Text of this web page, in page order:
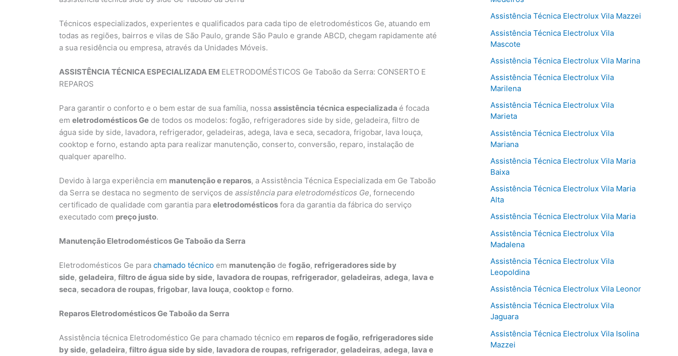
Técnicos especializados, experientes e qualificados para cada tipo de eletrodomésticos Ge, atuando em
todas as regiões, bairros e vilas de São Paulo, grande São Paulo e grande ABCD, chegam rapidamente até
a sua residência ou empresa, através da Unidades Móveis.
ASSISTÊNCIA TÉCNICA ESPECIALIZADA EM ELETRODOMÉSTICOS Ge Taboão da Serra: CONSERTO E
REPAROS
Para garantir o conforto e o bem estar de sua família, nossa assistência técnica especializada é focada
em eletrodomésticos Ge de todos os modelos: fogão, refrigeradores side by side, geladeira, filtro de
água side by side, lavadora, refrigerador, geladeiras, adega, lava e seca, secadora, frigobar, lava louça,
cooktop e forno, estando apta para realizar manutenção, conserto, conversão, reparo, instalação de
qualquer aparelho.
Devido à larga experiência em manutenção e reparos, a Assistência Técnica Especializada em Ge Taboão
da Serra se destaca no segmento de serviços de assistência para eletrodomésticos Ge, fornecendo
certificado de qualidade com garantia para eletrodomésticos fora da garantia da fábrica do serviço
executado com preço justo.
Manutenção Eletrodomésticos Ge Taboão da Serra
Eletrodomésticos Ge para chamado técnico em manutenção de fogão, refrigeradores side by
side, geladeira, filtro de água side by side, lavadora de roupas, refrigerador, geladeiras, adega, lava e
seca, secadora de roupas, frigobar, lava louça, cooktop e forno.
Reparos Eletrodomésticos Ge Taboão da Serra
Assistência técnica Eletrodoméstico Ge para chamado técnico em reparos de fogão, refrigeradores side
by side, geladeira, filtro água side by side, lavadora de roupas, refrigerador, geladeiras, adega, lava e
Assistência Técnica Electrolux Vila Mazzei
Assistência Técnica Electrolux Vila
Mascote
Assistência Técnica Electrolux Vila Marina
Assistência Técnica Electrolux Vila
Marilena
Assistência Técnica Electrolux Vila
Marieta
Assistência Técnica Electrolux Vila
Mariana
Assistência Técnica Electrolux Vila Maria
Baixa
Assistência Técnica Electrolux Vila Maria
Alta
Assistência Técnica Electrolux Vila Maria
Assistência Técnica Electrolux Vila
Madalena
Assistência Técnica Electrolux Vila
Leopoldina
Assistência Técnica Electrolux Vila Leonor
Assistência Técnica Electrolux Vila
Jaguara
Assistência Técnica Electrolux Vila Isolina
Mazzei